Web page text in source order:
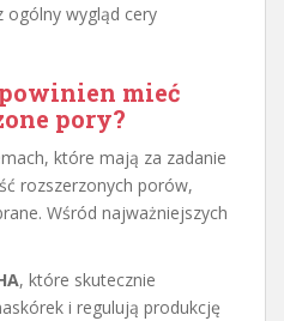
wygląd cery
mieć
pory?
które mają za zadanie
rozszerzonych porów,
Wśród najważniejszych
, które skutecznie
i regulują produkcję